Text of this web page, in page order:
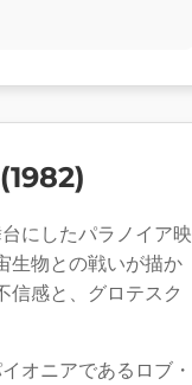
にしたパラノイア映
生物との戦いが描か
信感と、グロテスク
オニアであるロブ・